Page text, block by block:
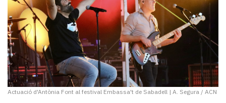
Actuació d'Antònia Font al festival Embassa't de Sabadell | A. Segura / ACN